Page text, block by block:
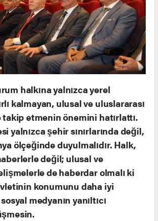
halkına yalnızca yerel
kalmayan, ulusal ve uluslararası
etmenin önemini hatırlattı.
yalnızca şehir sınırlarında değil,
ölçeğinde duyulmalıdır. Halk,
değil; ulusal ve
de haberdar olmalı ki
konumunu daha iyi
medyanın yanıltıcı